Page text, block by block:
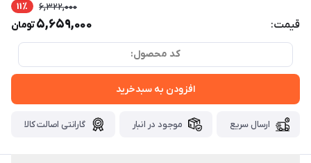
قیمت:
6,322,000 11٪
5,659,000تومان
کد محصول:
افزودن به سبدخرید
ارسال سریع موجود در انبار گارانتی اصالت کالا